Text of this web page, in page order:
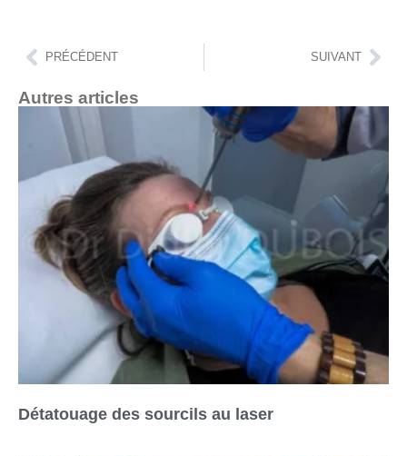
PRÉCÉDENT SUIVANT
Autres articles
Détatouage des sourcils au laser